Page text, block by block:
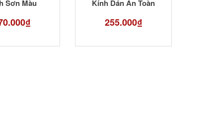
Sơn Màu Kính Dán An Toàn
255.000₫